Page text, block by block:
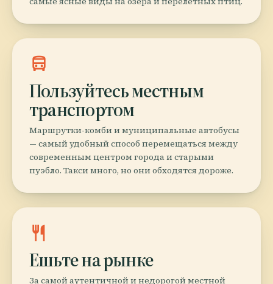
directions_bus
Пользуйтесь местным
транспортом
Маршрутки-комби и муниципальные автобусы
— самый удобный способ перемещаться между
современным центром города и старыми
пуэбло. Такси много, но они обходятся дороже.
restaurant
Ешьте на рынке
За самой аутентичной и недорогой местной